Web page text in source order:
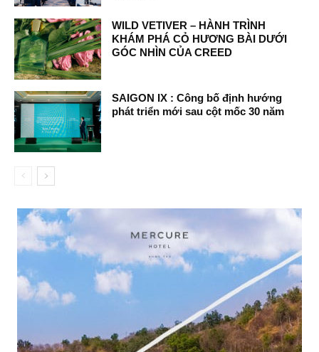
WILD VETIVER – HÀNH TRÌNH
KHÁM PHÁ CỎ HƯƠNG BÀI DƯỚI
GÓC NHÌN CỦA CREED
SAIGON IX : Công bố định hướng
phát triển mới sau cột mốc 30 năm